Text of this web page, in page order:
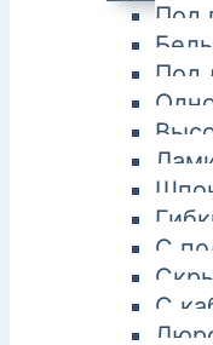
Под
Под
С
С